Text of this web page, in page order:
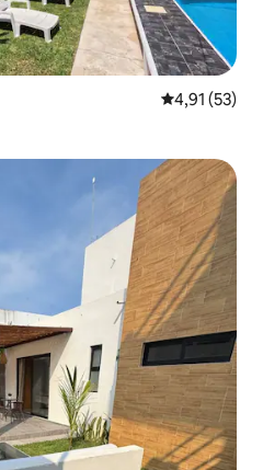
4,91 de uma
4,91 (53)